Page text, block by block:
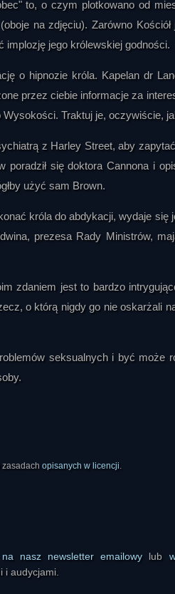
to, o czym plotkowano od
na zdjęciu). Zarówno Kościół
implozję jego królewskiej godności.
o hipnozie króla. Kapelan dr
przez ciebie informacje za
Traktuj je, oczywiście,
z Harley Street, aby
się doktora Cannona i
użyć sam Brown.
króla do abdykacji, wydaje się
prezesa Rady Ministrów,
zdaniem jest to bardzo
o którą nigdy go nie oskarżali
seksualnych i być może
opisanych w licencji.
nasz newsletter emailowy lub
i audycjami.